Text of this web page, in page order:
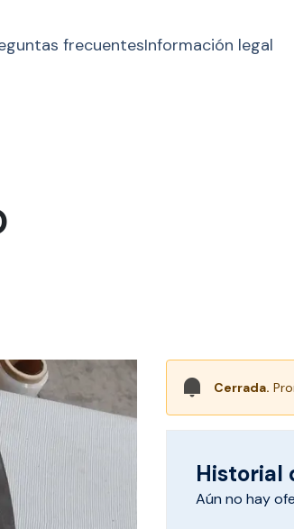
frecuentesInformación legal
Cerrada.
Historial
Aún no hay